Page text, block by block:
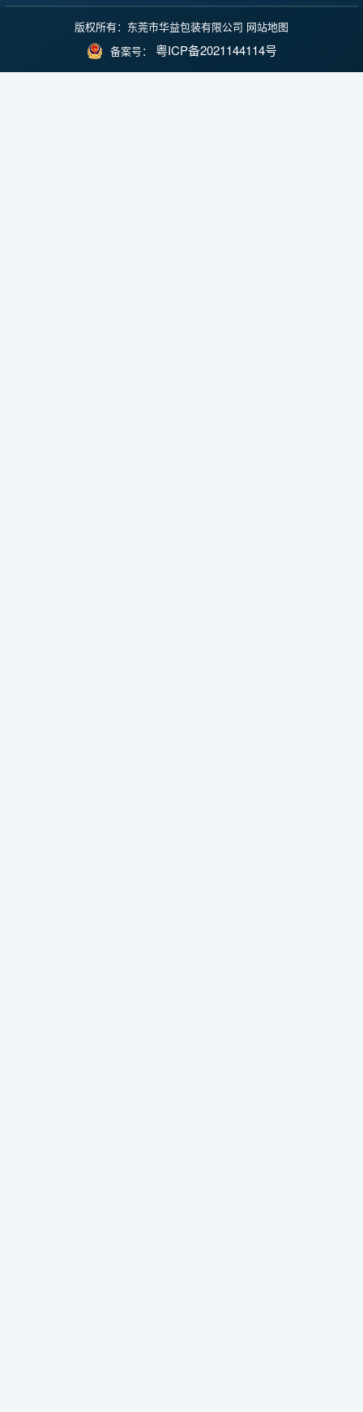
版权所有：东莞市华益包装有限公司 网站地图
备案号： 粤ICP备2021144114号